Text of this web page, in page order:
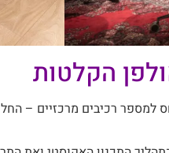
הקלטות
למספר רכיבים מרכזיים –